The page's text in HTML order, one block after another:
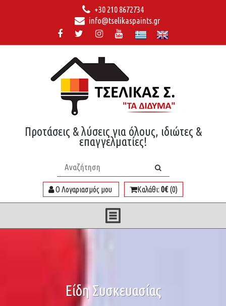
+30 210 8672734
info@tselikaspaints.gr
Προτάσεις & λύσεις για όλους, ιδιώτες &
επαγγελματίες!
Ο Λογαριασμός μου Καλάθι: 0€(0)
Είδη Συσκευασίας